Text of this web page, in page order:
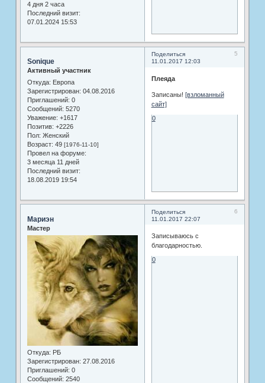
4 дня 2 часа
Последний визит:
07.01.2024 15:53
Поделиться
5
11.01.2017 12:03
Sonique
Активный участник
Откуда: Европа
Зарегистрирован: 04.08.2016
Приглашений: 0
Сообщений: 5270
Уважение: +1617
Позитив: +2226
Пол: Женский
Возраст: 49 [1976-11-10]
Провел на форуме:
3 месяца 11 дней
Последний визит:
18.08.2019 19:54
Плеяда
Записаны! [взломанный
сайт]
0
Поделиться
6
11.01.2017 22:07
Мариэн
Мастер
Откуда: РБ
Зарегистрирован: 27.08.2016
Приглашений: 0
Сообщений: 2540
Записываюсь с
благодарностью.
0